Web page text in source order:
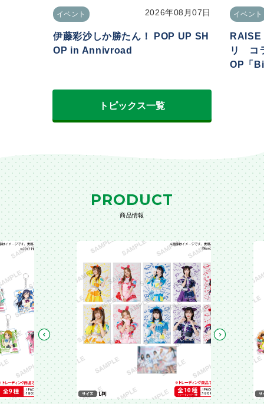
イベント 2026年08月07日
伊藤彩沙しか勝たん！ POP UP SH
OP in Annivroad
イベント
RAISE
リ コ
OP「
トピックス一覧
PRODUCT
商品情報